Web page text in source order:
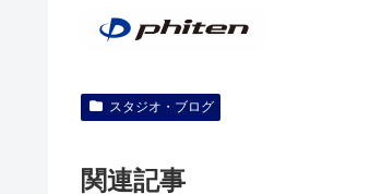
スタジオ・ブログ
関連記事